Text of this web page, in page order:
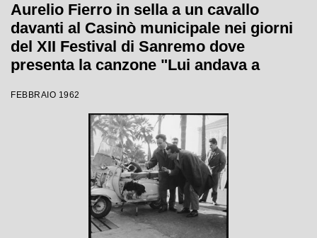
Aurelio Fierro in sella a un cavallo
davanti al Casinò municipale nei giorni
del XII Festival di Sanremo dove
presenta la canzone "Lui andava a
FEBBRAIO 1962